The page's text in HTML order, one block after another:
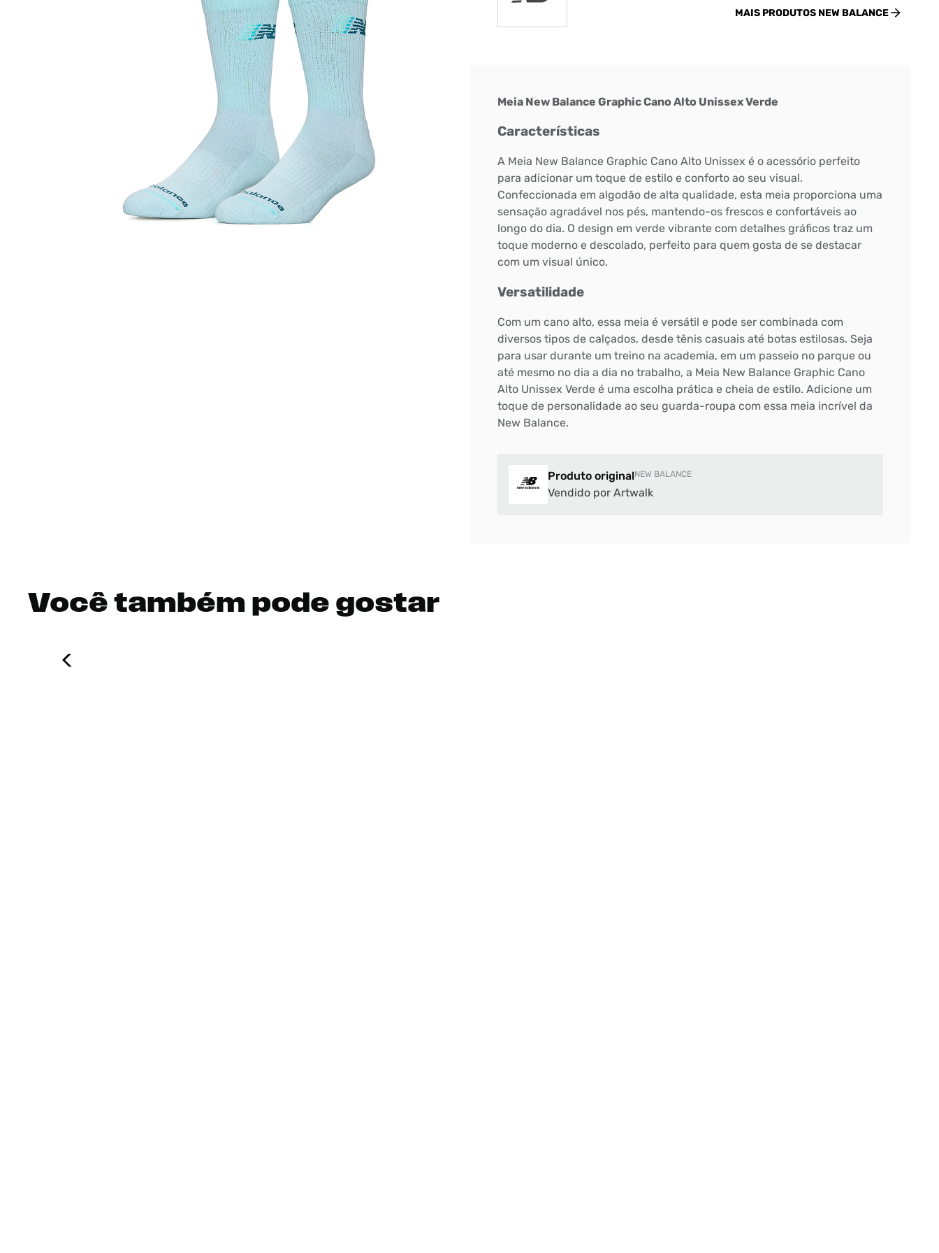
Bem-Vindo à artwalk
Para ter uma melhor experiência de compra, insira seu CEP
BUSCAR
MAIS PRODUTOS NEW BALANCE
Meia New Balance Graphic Cano Alto Unissex Verde
Características
A Meia New Balance Graphic Cano Alto Unissex é o acessório perfeito
para adicionar um toque de estilo e conforto ao seu visual.
Confeccionada em algodão de alta qualidade, esta meia proporciona uma
sensação agradável nos pés, mantendo-os frescos e confortáveis ao
longo do dia. O design em verde vibrante com detalhes gráficos traz um
toque moderno e descolado, perfeito para quem gosta de se destacar
com um visual único.
Versatilidade
Com um cano alto, essa meia é versátil e pode ser combinada com
diversos tipos de calçados, desde tênis casuais até botas estilosas. Seja
para usar durante um treino na academia, em um passeio no parque ou
até mesmo no dia a dia no trabalho, a Meia New Balance Graphic Cano
Alto Unissex Verde é uma escolha prática e cheia de estilo. Adicione um
toque de personalidade ao seu guarda-roupa com essa meia incrível da
New Balance.
Produto originalNEW BALANCE
Vendido por Artwalk
Você também pode gostar